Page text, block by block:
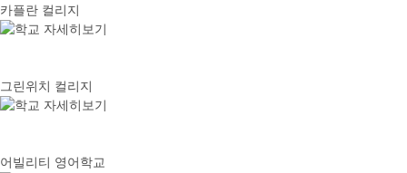
카플란 컬리지
그린위치 컬리지
어빌리티 영어학교